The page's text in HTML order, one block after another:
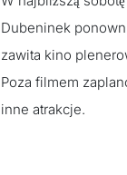
Dubeninek
zawita kino
Poza filmem
inne atrakcje.